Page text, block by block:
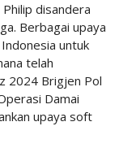
disandera
Berbagai upaya
untuk
telah
2024 Brigjen Pol
Damai
upaya soft